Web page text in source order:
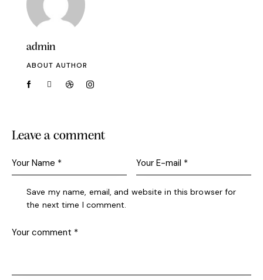
admin
ABOUT AUTHOR
Leave a comment
Save my name, email, and website in this browser for
the next time I comment.